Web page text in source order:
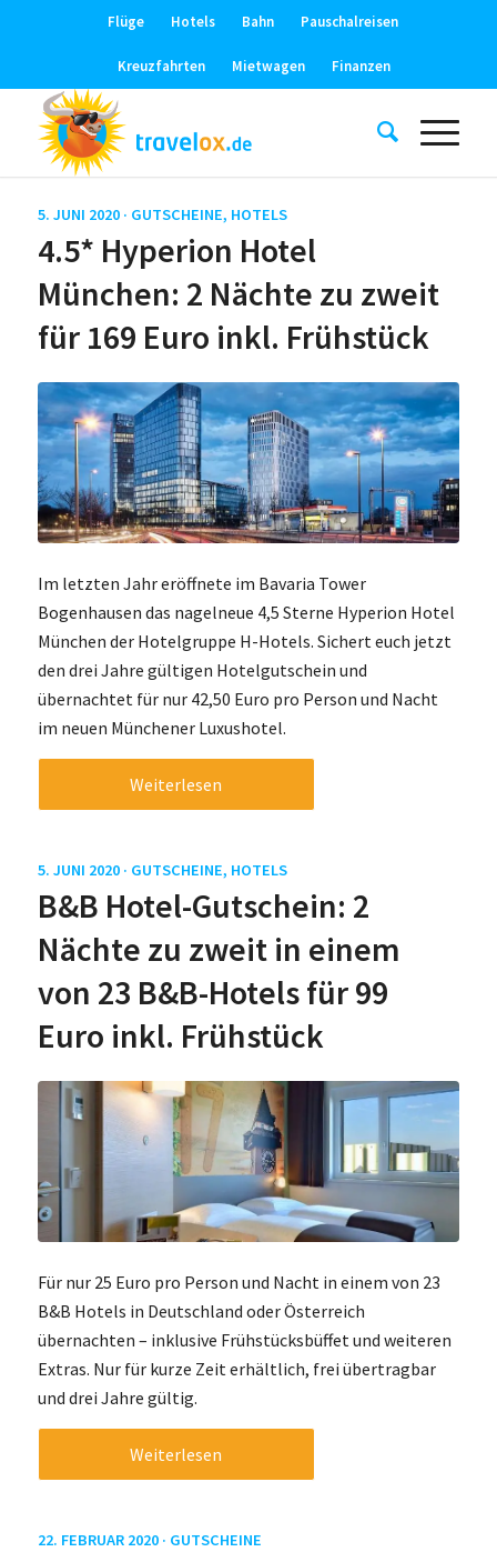
Flüge Hotels Bahn Pauschalreisen
Kreuzfahrten Mietwagen Finanzen
5. JUNI 2020 · GUTSCHEINE, HOTELS
4.5* Hyperion Hotel
München: 2 Nächte zu zweit
für 169 Euro inkl. Frühstück
Im letzten Jahr eröffnete im Bavaria Tower
Bogenhausen das nagelneue 4,5 Sterne Hyperion Hotel
München der Hotelgruppe H-Hotels. Sichert euch jetzt
den drei Jahre gültigen Hotelgutschein und
übernachtet für nur 42,50 Euro pro Person und Nacht
im neuen Münchener Luxushotel.
Weiterlesen
5. JUNI 2020 · GUTSCHEINE, HOTELS
B&B Hotel-Gutschein: 2
Nächte zu zweit in einem
von 23 B&B-Hotels für 99
Euro inkl. Frühstück
Für nur 25 Euro pro Person und Nacht in einem von 23
B&B Hotels in Deutschland oder Österreich
übernachten – inklusive Frühstücksbüffet und weiteren
Extras. Nur für kurze Zeit erhältlich, frei übertragbar
und drei Jahre gültig.
Weiterlesen
22. FEBRUAR 2020 · GUTSCHEINE